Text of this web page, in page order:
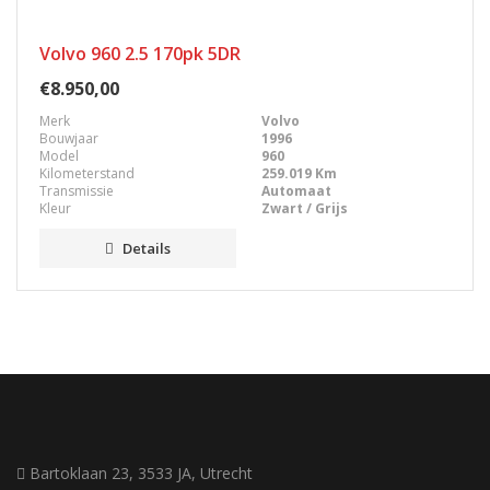
Volvo 960 2.5 170pk 5DR
€8.950,00
Merk
Volvo
Bouwjaar
1996
Model
960
Kilometerstand
259.019 Km
Transmissie
Automaat
Kleur
Zwart / Grijs
Details
Bartoklaan 23, 3533 JA, Utrecht